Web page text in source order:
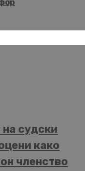
судски
како
членство